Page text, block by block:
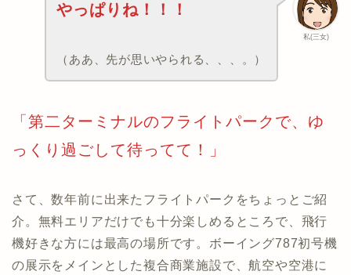
私(三女)
やっぱりね！！！
（ああ、先が思いやられる、、、。）
「第二ターミナルのフライトパークで、ゆ
っくり過ごして待ってて！」
さて、数年前に出来たフライトパークをちょっとご紹
介。無料エリアだけでも十分楽しめるところで、飛行
機好きな方には最高の場所です。ボーイング787初号機
の展示をメインとした複合商業施設で、航空や空港に